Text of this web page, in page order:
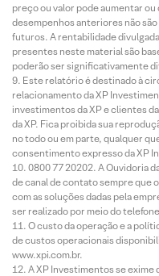
preço ou valor pode aumentar
desempenhos anteriores não
futuros. A rentabilidade
presentes neste material são
poderão ser significativamente
Este relatório é destinado à
relacionamento da XP
investimentos da XP e clientes
da XP. Fica proibida sua
no todo ou em parte, qualquer
consentimento expresso da XP
0800 77 20202. A Ouvidoria
de canal de contato sempre que
com as soluções dadas pela
ser realizado por meio do
O custo da operação e a
de custos operacionais
www.xpi.com.br.
A XP Investimentos se